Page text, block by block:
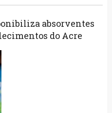
absorventes
do Acre